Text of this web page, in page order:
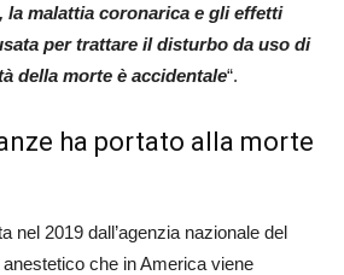
la malattia coronarica e gli effetti
per trattare il disturbo da uso di
della morte è accidentale“.
ha portato alla morte
nel 2019 dall’agenzia nazionale del
che in America viene